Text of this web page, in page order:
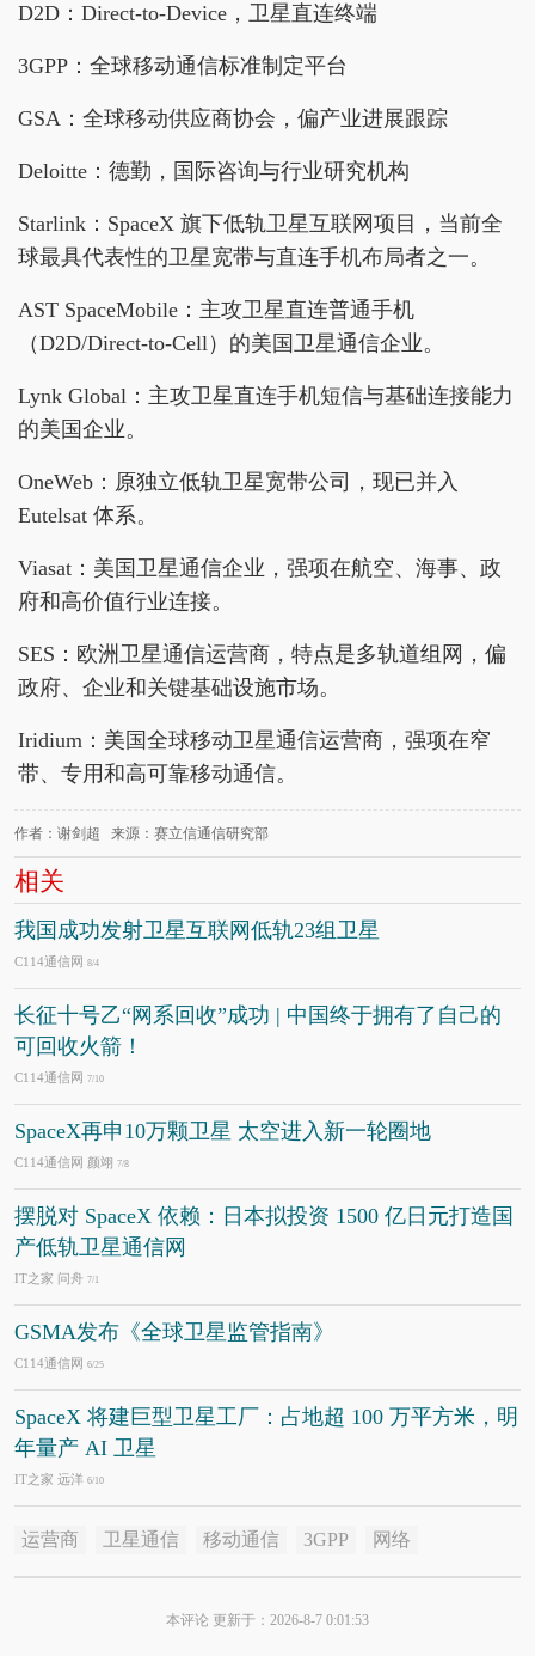
D2D：Direct-to-Device，卫星直连终端
3GPP：全球移动通信标准制定平台
GSA：全球移动供应商协会，偏产业进展跟踪
Deloitte：德勤，国际咨询与行业研究机构
Starlink：SpaceX 旗下低轨卫星互联网项目，当前全
球最具代表性的卫星宽带与直连手机布局者之一。
AST SpaceMobile：主攻卫星直连普通手机
（D2D/Direct-to-Cell）的美国卫星通信企业。
Lynk Global：主攻卫星直连手机短信与基础连接能力
的美国企业。
OneWeb：原独立低轨卫星宽带公司，现已并入
Eutelsat 体系。
Viasat：美国卫星通信企业，强项在航空、海事、政
府和高价值行业连接。
SES：欧洲卫星通信运营商，特点是多轨道组网，偏
政府、企业和关键基础设施市场。
Iridium：美国全球移动卫星通信运营商，强项在窄
带、专用和高可靠移动通信。
作者：谢剑超 来源：赛立信通信研究部
相关
我国成功发射卫星互联网低轨23组卫星
C114通信网 8/4
长征十号乙“网系回收”成功 | 中国终于拥有了自己的
可回收火箭！
C114通信网 7/10
SpaceX再申10万颗卫星 太空进入新一轮圈地
C114通信网 颜翊 7/8
摆脱对 SpaceX 依赖：日本拟投资 1500 亿日元打造国
产低轨卫星通信网
IT之家 问舟 7/1
GSMA发布《全球卫星监管指南》
C114通信网 6/25
SpaceX 将建巨型卫星工厂：占地超 100 万平方米，明
年量产 AI 卫星
IT之家 远洋 6/10
运营商 卫星通信 移动通信 3GPP 网络
本评论 更新于：2026-8-7 0:01:53